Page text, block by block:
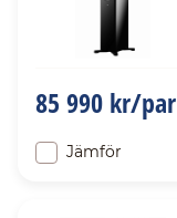
85 990 kr/par
Jämför